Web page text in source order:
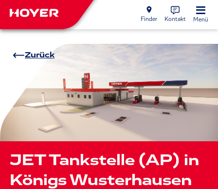
Finder Kontakt Menü
Zurück
JET Tankstelle (AP) in
Königs Wusterhausen